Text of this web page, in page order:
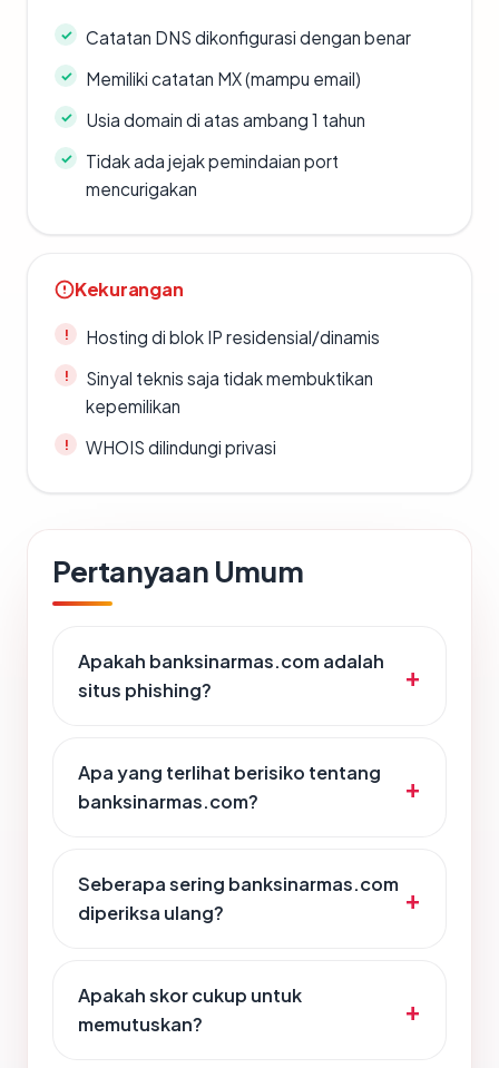
Catatan DNS dikonfigurasi dengan benar
Memiliki catatan MX (mampu email)
Usia domain di atas ambang 1 tahun
Tidak ada jejak pemindaian port
mencurigakan
Kekurangan
Hosting di blok IP residensial/dinamis
Sinyal teknis saja tidak membuktikan
kepemilikan
WHOIS dilindungi privasi
Pertanyaan Umum
Apakah banksinarmas.com adalah
situs phishing?
Apa yang terlihat berisiko tentang
banksinarmas.com?
Seberapa sering banksinarmas.com
diperiksa ulang?
Apakah skor cukup untuk
memutuskan?